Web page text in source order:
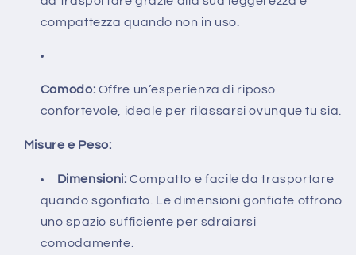
compattezza quando non in uso.
Comodo: Offre un’esperienza di riposo
confortevole, ideale per rilassarsi ovunque tu sia.
Misure e Peso:
Dimensioni: Compatto e facile da trasportare
quando sgonfiato. Le dimensioni gonfiate offrono
uno spazio sufficiente per sdraiarsi
comodamente.